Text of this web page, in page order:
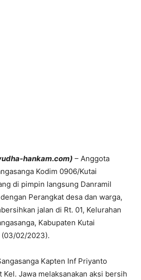
hankam.com) – Anggota
Kodim 0906/Kutai
di pimpin langsung Danramil
Perangkat desa dan warga,
jalan di Rt. 01, Kelurahan
Kabupaten Kutai
(03/02/2023).
Kapten Inf Priyanto
Kel. Jawa melaksanakan aksi bersih